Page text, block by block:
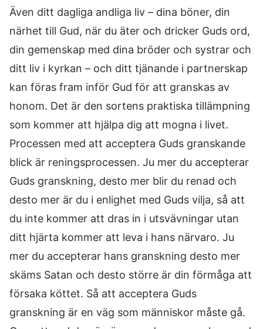
Även ditt dagliga andliga liv – dina böner, din
närhet till Gud, när du äter och dricker Guds ord,
din gemenskap med dina bröder och systrar och
ditt liv i kyrkan – och ditt tjänande i partnerskap
kan föras fram inför Gud för att granskas av
honom. Det är den sortens praktiska tillämpning
som kommer att hjälpa dig att mogna i livet.
Processen med att acceptera Guds granskande
blick är reningsprocessen. Ju mer du accepterar
Guds granskning, desto mer blir du renad och
desto mer är du i enlighet med Guds vilja, så att
du inte kommer att dras in i utsvävningar utan
ditt hjärta kommer att leva i hans närvaro. Ju
mer du accepterar hans granskning desto mer
skäms Satan och desto större är din förmåga att
försaka köttet. Så att acceptera Guds
granskning är en väg som människor måste gå.